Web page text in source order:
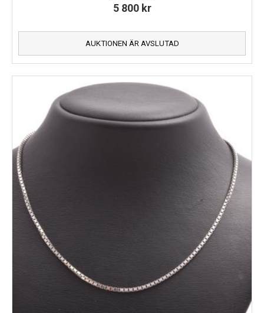
5 800 kr
AUKTIONEN ÄR AVSLUTAD